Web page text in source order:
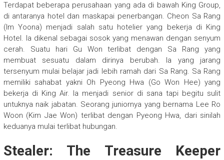
Terdapat beberapa perusahaan yang ada di bawah King Group,
di antaranya hotel dan maskapai penerbangan. Cheon Sa Rang
(Im Yoona) menjadi salah satu hotelier yang bekerja di King
Hotel. Ia dikenal sebagai sosok yang menawan dengan senyum
cerah. Suatu hari Gu Won terlibat dengan Sa Rang yang
membuat sesuatu dalam dirinya berubah. Ia yang jarang
tersenyum mulai belajar jadi lebih ramah dari Sa Rang. Sa Rang
memiliki sahabat yakni Oh Pyeong Hwa (Go Won Hee) yang
bekerja di King Air. Ia menjadi senior di sana tapi begitu sulit
untuknya naik jabatan. Seorang juniornya yang bernama Lee Ro
Woon (Kim Jae Won) terlibat dengan Pyeong Hwa, dari sinilah
keduanya mulai terlibat hubungan.
Stealer: The Treasure Keeper